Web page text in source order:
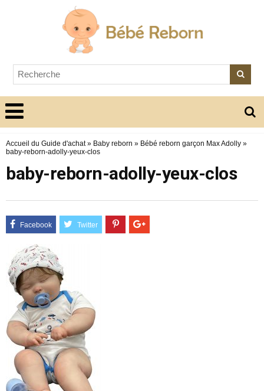
Accueil du Guide d'achat» Baby reborn » Bébé reborn garçon Max Adolly »
baby-reborn-adolly-yeux-clos
baby-reborn-adolly-yeux-clos